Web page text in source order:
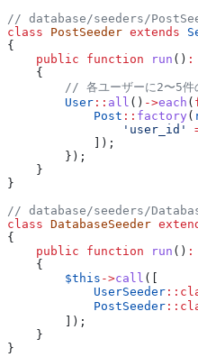
// database/seeders/
class PostSeeder extends
{
    public
function run () :
    {
// 各ユーザーに2〜5件
        User
:: all () ->each (
            Post
:: factory (
                'user_id'
            ]);
        });
    }
}
// database/seeders/
class DatabaseSeeder
{
    public
function run () :
    {
        $this
->call ([
            UserSeeder
::
            PostSeeder
::
        ]);
    }
}